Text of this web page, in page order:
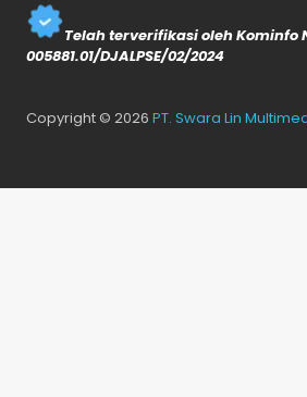
Telah terverifikasi oleh Kominfo
005881.01/DJALPSE/02/2024
Copyright © 2026 PT. Swara Lin